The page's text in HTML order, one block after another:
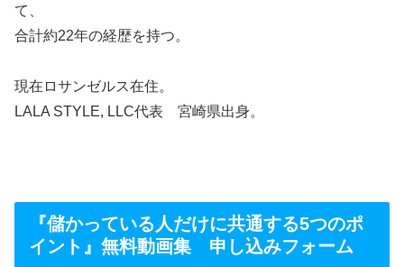
て、
合計約22年の経歴を持つ。
現在ロサンゼルス在住。
LALA STYLE, LLC代表 宮崎県出身。
『儲かっている人だけに共通する5つのポ
イント』無料動画集 申し込みフォーム